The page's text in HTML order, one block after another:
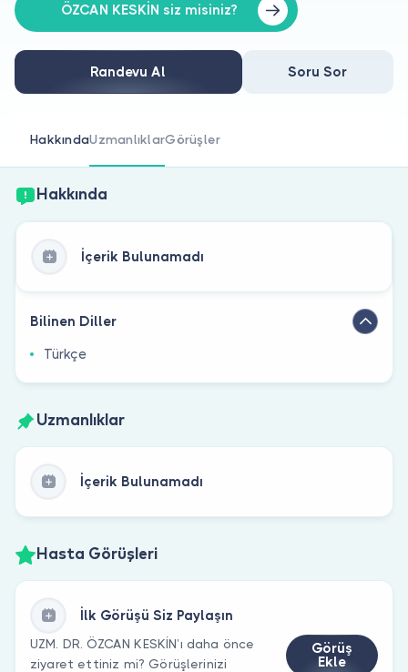
Doktorlar için
Doktor musunuz?
ÖZCAN KESKİN siz misiniz?
Randevu Al Soru Sor
HakkındaUzmanlıklarGörüşler
Hakkında
İçerik Bulunamadı
Bilinen Diller
Türkçe
Uzmanlıklar
İçerik Bulunamadı
Hasta Görüşleri
İlk Görüşü Siz Paylaşın
UZM. DR. ÖZCAN KESKİN’ı daha önce
ziyaret ettiniz mi? Görüşlerinizi
Görüş
Ekle